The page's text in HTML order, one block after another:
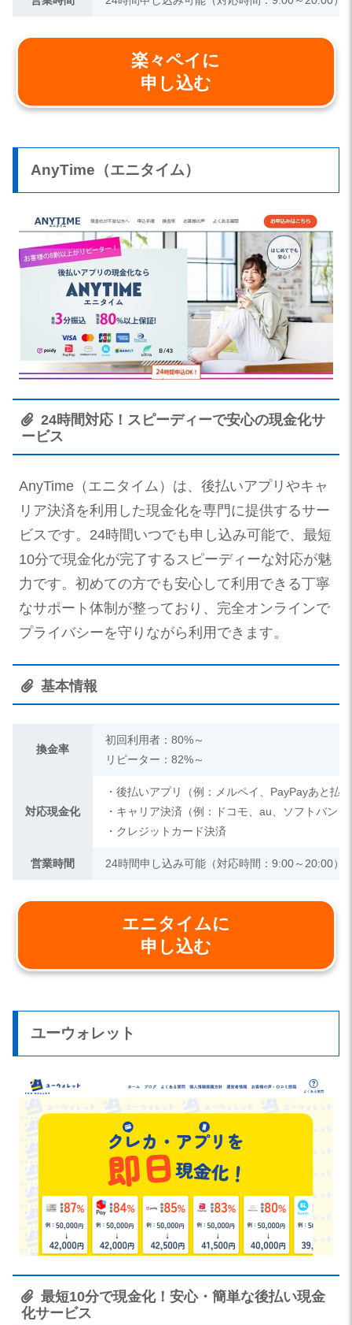
楽々ペイに
申し込む
AnyTime（エニタイム）
24時間対応！スピーディーで安心の現金化サ
ービス
AnyTime（エニタイム）は、後払いアプリやキャ
リア決済を利用した現金化を専門に提供するサー
ビスです。24時間いつでも申し込み可能で、最短
10分で現金化が完了するスピーディーな対応が魅
力です。初めての方でも安心して利用できる丁寧
なサポート体制が整っており、完全オンラインで
プライバシーを守りながら利用できます。
基本情報
換金率
初回利用者：80%～
リピーター：82%～
対応現金化
・後払いアプリ（例：メルペイ、PayPayあと払
・キャリア決済（例：ドコモ、au、ソフトバンク
・クレジットカード決済
営業時間 24時間申し込み可能（対応時間：9:00～20:00）
エニタイムに
申し込む
ユーウォレット
最短10分で現金化！安心・簡単な後払い現金
化サービス